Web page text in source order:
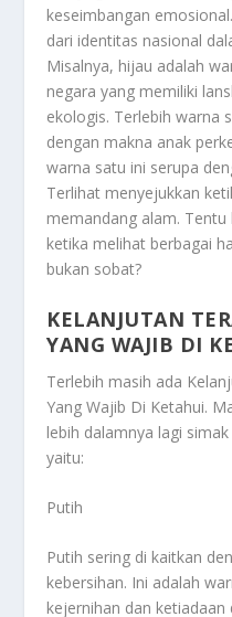
keseimbangan
dari identitas nasional
Misalnya, hijau adalah
negara yang memiliki
ekologis. Terlebih warna
dengan makna anak
warna satu ini serupa
Terlihat menyejukkan
memandang alam.
ketika melihat berbagai
bukan sobat?
KELANJUTAN
YANG WAJIB DI
Terlebih masih ada
Yang Wajib Di Ketahui.
lebih dalamnya lagi
yaitu:
Putih
Putih sering di kaitkan
kebersihan. Ini adalah
kejernihan dan